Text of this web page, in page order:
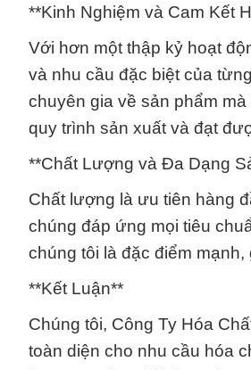
**Kinh Nghiệm và Cam Kết
Với hơn một thập kỷ hoạt
và nhu cầu đặc biệt của
chuyên gia về sản phẩm
quy trình sản xuất và đạt
**Chất Lượng và Đa Dạng
Chất lượng là ưu tiên hàng
chúng đáp ứng mọi tiêu
chúng tôi là đặc điểm
**Kết Luận**
Chúng tôi, Công Ty Hóa
toàn diện cho nhu cầu hóa